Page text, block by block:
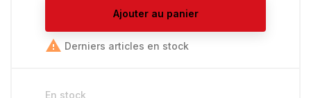
Ajouter au panier
 Derniers articles en stock
En stock